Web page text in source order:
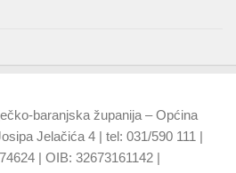
baranjska županija – Općina
Jelačića 4 | tel: 031/590 111 |
| OIB: 32673161142 |